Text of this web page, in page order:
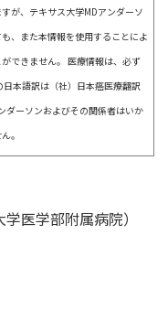
が、テキサス大学MDアンダーソ
、また本情報を使用することによ
できません。 医療情報は、必ず
本語訳は（社）日本癌医療翻訳
ダーソンおよびその関係者はいか
。
医学部附属病院）